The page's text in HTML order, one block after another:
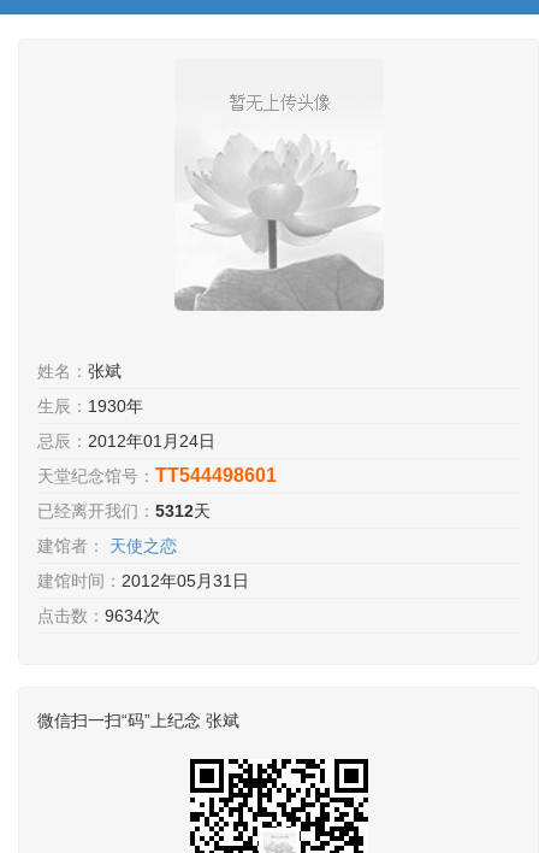
姓名： 张斌
生辰： 1930年
忌辰： 2012年01月24日
天堂纪念馆号： TT544498601
已经离开我们： 5312天
建馆者：
天使之恋
建馆时间： 2012年05月31日
点击数： 9634次
微信扫一扫“码”上纪念 张斌